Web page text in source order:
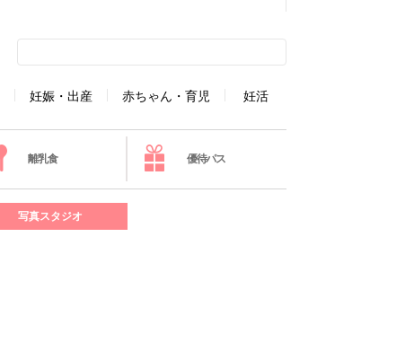
妊娠・出産 赤ちゃん・育児 妊活
離乳食 優待パス
写真スタジオ